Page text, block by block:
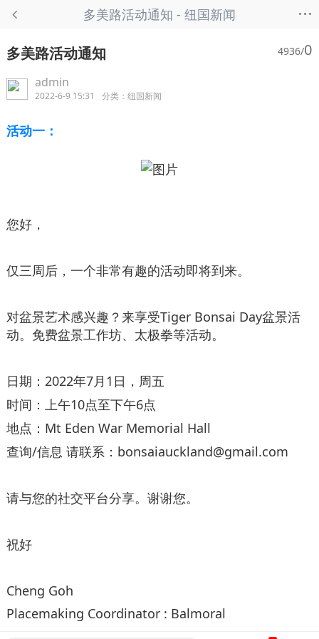
多美路活动通知 - 纽国新闻 ...
多美路活动通知 4936/0
admin
2022-6-9 15:31 分类： 纽国新闻
活动一：
您好，
仅三周后，一个非常有趣的活动即将到来。
对盆景艺术感兴趣？来享受Tiger Bonsai Day盆景活
动。免费盆景工作坊、太极拳等活动。
日期：2022年7月1日，周五
时间：上午10点至下午6点
地点：Mt Eden War Memorial Hall
查询/信息 请联系：bonsaiauckland@gmail.com
请与您的社交平台分享。谢谢您。
祝好
Cheng Goh
Placemaking Coordinator : Balmoral